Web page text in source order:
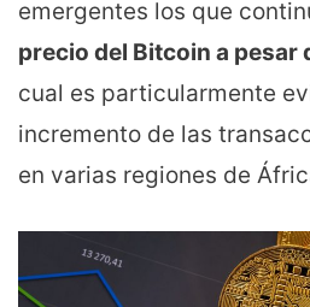
emergentes los que
precio del Bitcoin a pesar
cual es particularmente
incremento de las
en varias regiones de